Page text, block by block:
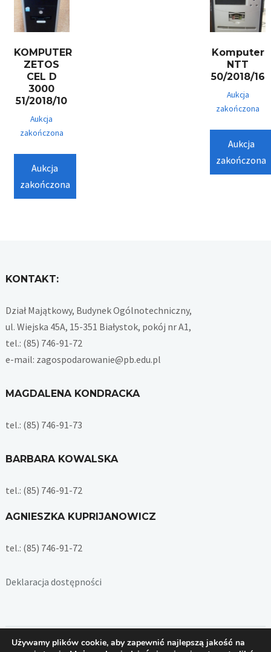
KOMPUTER
ZETOS
CEL D
3000
51/2018/10
Aukcja
zakończona
Aukcja
zakończona
Komputer
NTT
50/2018/16
Aukcja
zakończona
Aukcja
zakończona
KONTAKT:
Dział Majątkowy, Budynek Ogólnotechniczny,
ul. Wiejska 45A, 15-351 Białystok, pokój nr A1,
tel.: (85) 746-91-72
e-mail: zagospodarowanie@pb.edu.pl
MAGDALENA KONDRACKA
tel.: (85) 746-91-73
BARBARA KOWALSKA
tel.: (85) 746-91-72
AGNIESZKA KUPRIJANOWICZ
tel.: (85) 746-91-72
Deklaracja dostępności
Używamy plików cookie, aby zapewnić najlepszą jakość na